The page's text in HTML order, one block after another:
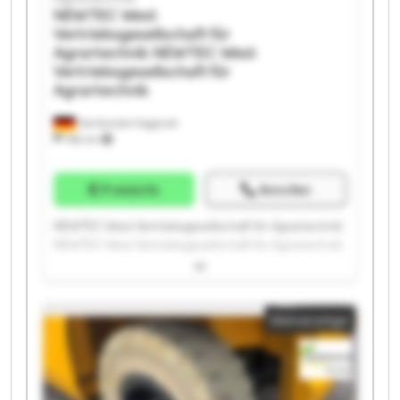
Heinbockel-Hagenah
766 km
NEWTEC West
Vertriebsgesellschaft für
Agrartechnik NEWTEC West
Vertriebsgesellschaft für
Agrartechnik
Preisinfo Anrufen
NEWTEC West Vertriebsgesellschaft für Agrartechnik
NEWTEC West Vertriebsgesellschaft für Agrartechnik
NEWTEC West Vertriebsgesellschaft für Agrartechnik
NEWTEC West Vertriebsgesellschaft für Agrartechnik
NEWTEC West Vertriebsgesellschaft für Agrartechnik
NEWTEC West Vertriebsgesellschaft für Agrartechnik
NEWTEC West Vertriebsgesellschaft für Agrartechnik
NEWTEC West Vertriebsgesellschaft für Agrartechnik
Kleinanzeige